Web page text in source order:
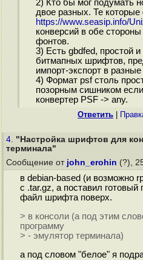
2) Кто бы мог подумать
двое разных. Те
https://www.seasip.info/
конверсий в обе
фонтов.
3) Есть gbdfed, простой
битмапных шрифтов,
импорт-экспорт в
4) Формат psf столь
позорным сишником
конвертер PSF -> any.
Ответить
4. "Настройка шрифтов для
терминала"
Сообщение от john_erohin (?),
в debian-based (и возможно
с .tar.gz, а поставил готовый
файл шрифта поверх.
> в консоли (а под этим
программу
> - эмулятор терминала)
а под словом "белое" я